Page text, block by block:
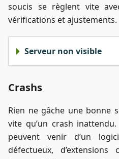
soucis se règlent vite
vérifications et ajustements.
Serveur non visible
Crashs
Rien ne gâche une bonne
vite qu’un crash
peuvent venir d’un
défectueux, d’extensions